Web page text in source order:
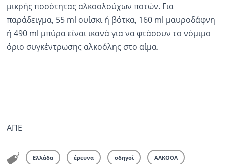
μικρής ποσότητας αλκοολούχων ποτών. Για
παράδειγμα, 55 ml ουίσκι ή βότκα, 160 ml μαυροδάφνη
ή 490 ml μπύρα είναι ικανά για να φτάσουν το νόμιμο
όριο συγκέντρωσης αλκοόλης στο αίμα.
ΑΠΕ
Ελλάδα έρευνα οδηγοί ΑΛΚΟΟΛ